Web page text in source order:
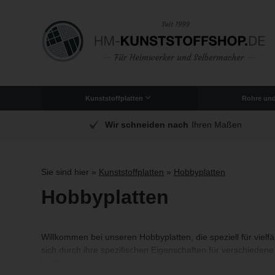
Kunststoffplatten Rohre
Wir schneiden nach Ihren Maßen
Sie sind hier » Kunststoffplatten » Hobbyplatten
Hobbyplatten
Willkommen bei unseren Hobbyplatten, die speziell für
sich durch ihre spezifischen Eigenschaften für